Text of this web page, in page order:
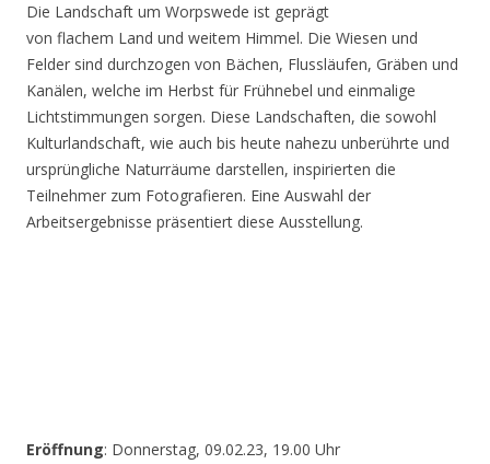
Die Landschaft um Worpswede ist geprägt
von flachem Land und weitem Himmel. Die Wiesen und
Felder sind durchzogen von Bächen, Flussläufen, Gräben und
Kanälen, welche im Herbst für Frühnebel und einmalige
Lichtstimmungen sorgen. Diese Landschaften, die sowohl
Kulturlandschaft, wie auch bis heute nahezu unberührte und
ursprüngliche Naturräume darstellen, inspirierten die
Teilnehmer zum Fotografieren. Eine Auswahl der
Arbeitsergebnisse präsentiert diese Ausstellung.
Eröffnung: Donnerstag, 09.02.23, 19.00 Uhr